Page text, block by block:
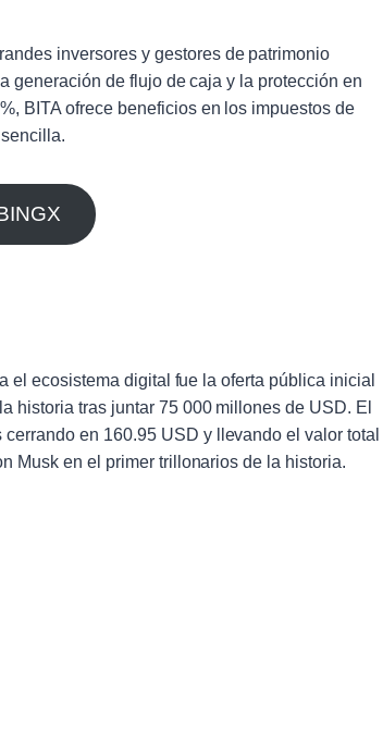
inversores y gestores de patrimonio
generación de flujo de caja y la protección en
BITA ofrece beneficios en los impuestos de
el ecosistema digital fue la oferta pública inicial
historia tras juntar 75 000 millones de USD. El
en 160.95 USD y llevando el valor total
Musk en el primer trillonarios de la historia.